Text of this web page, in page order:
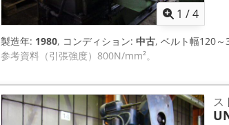
1 /4
製造年: 1980, コンディション: 中古, ベルト幅120
参考資料（引張強度）800N/mm²。
ス